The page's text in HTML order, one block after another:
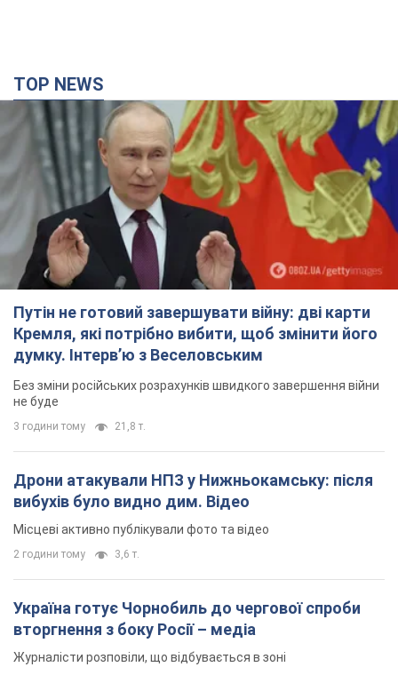
TOP NEWS
Путін не готовий завершувати війну: дві карти
Кремля, які потрібно вибити, щоб змінити його
думку. Інтерв’ю з Веселовським
Без зміни російських розрахунків швидкого завершення війни
не буде
3 години тому 21,8 т.
Дрони атакували НПЗ у Нижньокамську: після
вибухів було видно дим. Відео
Місцеві активно публікували фото та відео
2 години тому 3,6 т.
Україна готує Чорнобиль до чергової спроби
вторгнення з боку Росії – медіа
Журналісти розповіли, що відбувається в зоні